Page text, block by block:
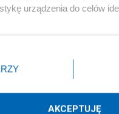
urządzenia do celów
klikając przycisk
się w lewym dolnym rogu
danych nie
ale masz prawoAKCEPTUJĘ